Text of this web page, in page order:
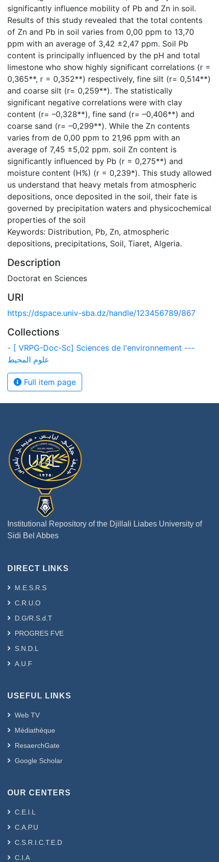
significantly influence mobility of Pb and Zn in soil.
Results of this study revealed that the total contents
of Zn and Pb in soil varies from 0,00 ppm to 13,70
ppm with an average of 3,42 ±2,47 ppm. Soil Pb
content is principally influenced by the pH and total
limestone who show highly significant correlations (r =
0,365**, r = 0,352**) respectively, fine silt (r= 0,514**)
and coarse silt (r= 0,259**). The statistically
significant negative correlations were with clay
content (r= –0,328**), fine sand (r= –0,406**) and
coarse sand (r= –0,299**). While the Zn contents
varies from de 0,00 ppm to 21,96 ppm with an
average of 7,45 ±5,02 ppm. soil Zn content is
significantly influenced by Pb (r = 0,275**) and
moisture content (H%) (r = 0,239*). This study allowed
us understand that heavy metals from atmospheric
depositions, once deposited in the soil, their fate is
governed by precipitation waters and physicochemical
properties of the soil
Keywords: Distribution, Pb, Zn, atmospheric
depositions, precipitations, Soil, Tiaret, Algeria.
Description
Doctorat en Sciences
URI
https://dspace.univ-sba.dz/handle/123456789/867
Collections
- [ VRPG-Doc-Sc] Sciences de l'environnement ---
علوم المحيط
Full item page
Institutional Repository of the Djillali Liabes University of
Sidi Bel Abbes
DIRECT LINKS
M.E.S.R.S
C.R.U.O
D.G/R.S.d.T
PROGRES FVE
S.N.D.L
A.U.F
USEFUL LINKS
Web TV
Médiathèque
ResaerchGate
Google Scholar
OUR CENTERS
C.E.I.L
C.A.P.U
C.S.R.I.C.T.E.D
C.I.A